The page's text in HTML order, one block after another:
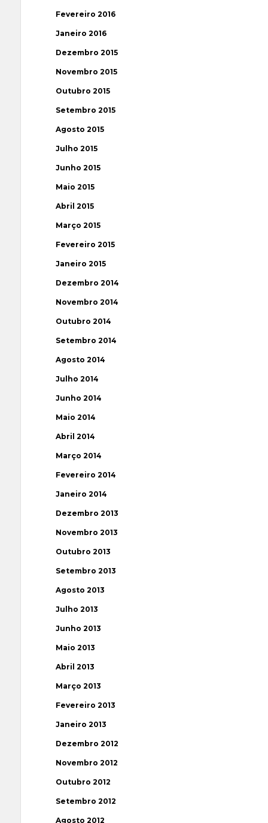
Fevereiro 2016
Janeiro 2016
Dezembro 2015
Novembro 2015
Outubro 2015
Setembro 2015
Agosto 2015
Julho 2015
Junho 2015
Maio 2015
Abril 2015
Março 2015
Fevereiro 2015
Janeiro 2015
Dezembro 2014
Novembro 2014
Outubro 2014
Setembro 2014
Agosto 2014
Julho 2014
Junho 2014
Maio 2014
Abril 2014
Março 2014
Fevereiro 2014
Janeiro 2014
Dezembro 2013
Novembro 2013
Outubro 2013
Setembro 2013
Agosto 2013
Julho 2013
Junho 2013
Maio 2013
Abril 2013
Março 2013
Fevereiro 2013
Janeiro 2013
Dezembro 2012
Novembro 2012
Outubro 2012
Setembro 2012
Agosto 2012